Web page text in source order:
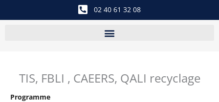
02 40 61 32 08
TIS, FBLI , CAEERS, QALI recyclage
Programme